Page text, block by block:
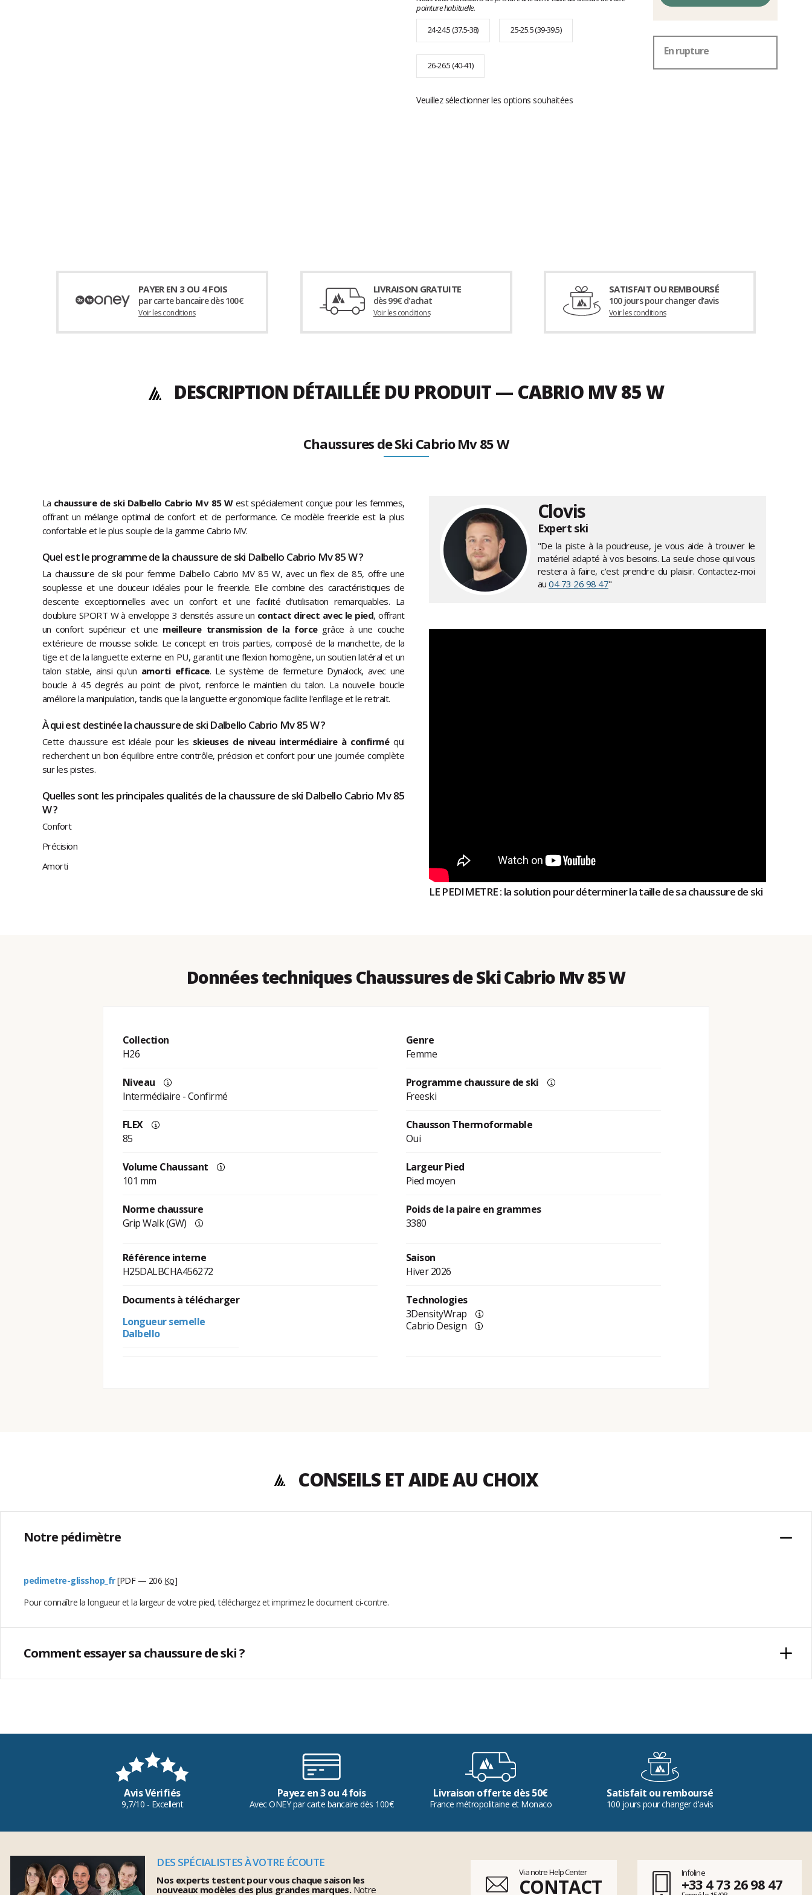
pointure habituelle.
24-24.5 (37.5-38)
25-25.5 (39-39.5)
26-26.5 (40-41)
Veuillez sélectionner les options souhaitées
En rupture
PAYER EN 3 OU 4 FOIS
par carte bancaire dès 100€
Voir les conditions
LIVRAISON GRATUITE
dès 99€ d'achat
Voir les conditions
SATISFAIT OU REMBOURSÉ
100 jours pour changer d’avis
Voir les conditions
DESCRIPTION DÉTAILLÉE DU PRODUIT — CABRIO MV 85 W
Chaussures de Ski Cabrio Mv 85 W
La chaussure de ski Dalbello Cabrio Mv 85 West spécialement conçue pour les femmes,
offrant un mélange optimal de confort et de performance. Ce modèle freeride est la plus
confortable et le plus souple de la gamme Cabrio MV.
Quel est le programme de la chaussure de ski Dalbello Cabrio Mv 85 W ?
La chaussure de ski pour femme Dalbello Cabrio MV 85 W, avec un flex de 85, offre une
souplesse et une douceur idéales pour le freeride. Elle combine des caractéristiques de
descente exceptionnelles avec un confort et une facilité d’utilisation remarquables. La
doublure SPORT W à enveloppe 3 densités assure un contact direct avec le pied, offrant
un confort supérieur et une meilleure transmission de la forcegrâce à une couche
extérieure de mousse solide. Le concept en trois parties, composé de la manchette, de la
tige et de la languette externe en PU, garantit une flexion homogène, un soutien latéral et un
talon stable, ainsi qu'un amorti efficace. Le système de fermeture Dynalock, avec une
boucle à 45 degrés au point de pivot, renforce le maintien du talon. La nouvelle boucle
améliore la manipulation, tandis que la languette ergonomique facilite l'enfilage et le retrait.
À qui est destinée la chaussure de ski Dalbello Cabrio Mv 85 W ?
Cette chaussure est idéale pour les skieuses de niveau intermédiaire à confirméqui
recherchent un bon équilibre entre contrôle, précision et confort pour une journée complète
sur les pistes.
Quelles sont les principales qualités de la chaussure de ski Dalbello Cabrio Mv 85
W ?
Confort
Précision
Amorti
Clovis
Expert ski
"De la piste à la poudreuse, je vous aide à trouver le
matériel adapté à vos besoins. La seule chose qui vous
restera à faire, c’est prendre du plaisir. Contactez-moi
au 04 73 26 98 47"
LE PEDIMETRE : la solution pour déterminer la taille de sa chaussure de ski
Données techniques Chaussures de Ski Cabrio Mv 85 W
Collection
H26
Genre
Femme
Niveau
Intermédiaire - Confirmé
Programme chaussure de ski
Freeski
FLEX
85
Chausson Thermoformable
Oui
Volume Chaussant
101 mm
Largeur Pied
Pied moyen
Norme chaussure
Grip Walk (GW)
Poids de la paire en grammes
3380
Référence interne
H25DALBCHA456272
Saison
Hiver 2026
Documents à télécharger
Longueur semelle
Dalbello
Technologies
3DensityWrap
Cabrio Design
CONSEILS ET AIDE AU CHOIX
Notre pédimètre
pedimetre-glisshop_fr[PDF — 206 Ko]
Pour connaître la longueur et la largeur de votre pied, téléchargez et imprimez le document ci-contre.
Comment essayer sa chaussure de ski ?
Avis Vérifiés
9,7/10 - Excellent
Payez en 3 ou 4 fois
Avec ONEY par carte bancaire dès 100€
Livraison offerte dès 50€
France métropolitaine et Monaco
Satisfait ou remboursé
100 jours pour changer d'avis
DES SPÉCIALISTES À VOTRE ÉCOUTE
Nos experts testent pour vous chaque saison les
nouveaux modèles des plus grandes marques.Notre
Via notre Help Center
CONTACT
Infoline
+33 4 73 26 98 47